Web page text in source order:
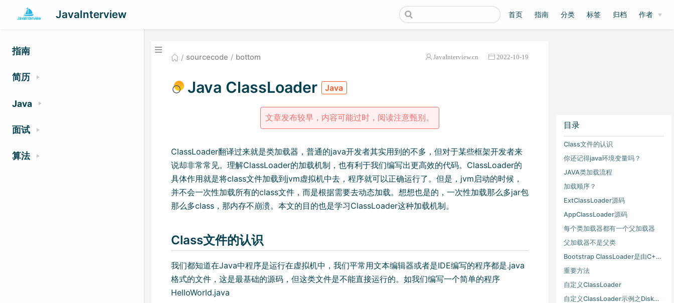
JavaInterview 首页 指南 分类 标签 归档 作者
指南
简历
Java
面试
算法
sourcecode bottom JavaInterview.cn 2022-10-19
目录
Class文件的认识
你还记得java环境变量吗？
JAVA类加载流程
加载顺序？
ExtClassLoader源码
AppClassLoader源码
每个类加载器都有一个父加载器
父加载器不是父类
Bootstrap ClassLoader是由C++编写的。
重要方法
自定义ClassLoader
自定义ClassLoader示例之DiskClassLoader。
Java ClassLoader Java
文章发布较早，内容可能过时，阅读注意甄别。
ClassLoader翻译过来就是类加载器，普通的java开发者其实用到的不多，但对于某些框架开发者来
说却非常常见。理解ClassLoader的加载机制，也有利于我们编写出更高效的代码。ClassLoader的
具体作用就是将class文件加载到jvm虚拟机中去，程序就可以正确运行了。但是，jvm启动的时候，
并不会一次性加载所有的class文件，而是根据需要去动态加载。想想也是的，一次性加载那么多jar包
那么多class，那内存不崩溃。本文的目的也是学习ClassLoader这种加载机制。
Class文件的认识
我们都知道在Java中程序是运行在虚拟机中，我们平常用文本编辑器或者是IDE编写的程序都是.java
格式的文件，这是最基础的源码，但这类文件是不能直接运行的。如我们编写一个简单的程序
HelloWorld.java